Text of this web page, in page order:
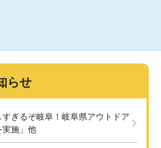
らせ
ぎるぞ岐阜！岐阜県アウトドア
実施」他